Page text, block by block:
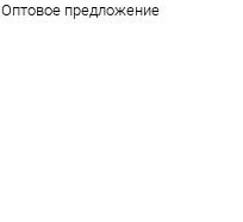
Оптовое предложение